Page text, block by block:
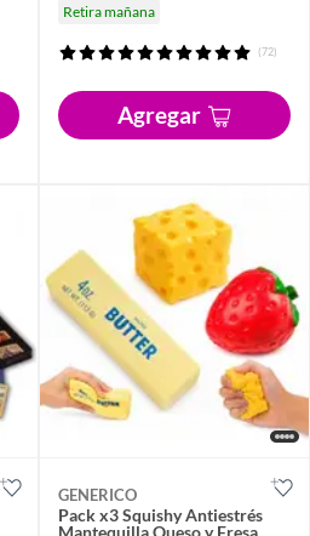
Retira mañana
(72)
Agregar
GENERICO
Pack x3 Squishy Antiestrés